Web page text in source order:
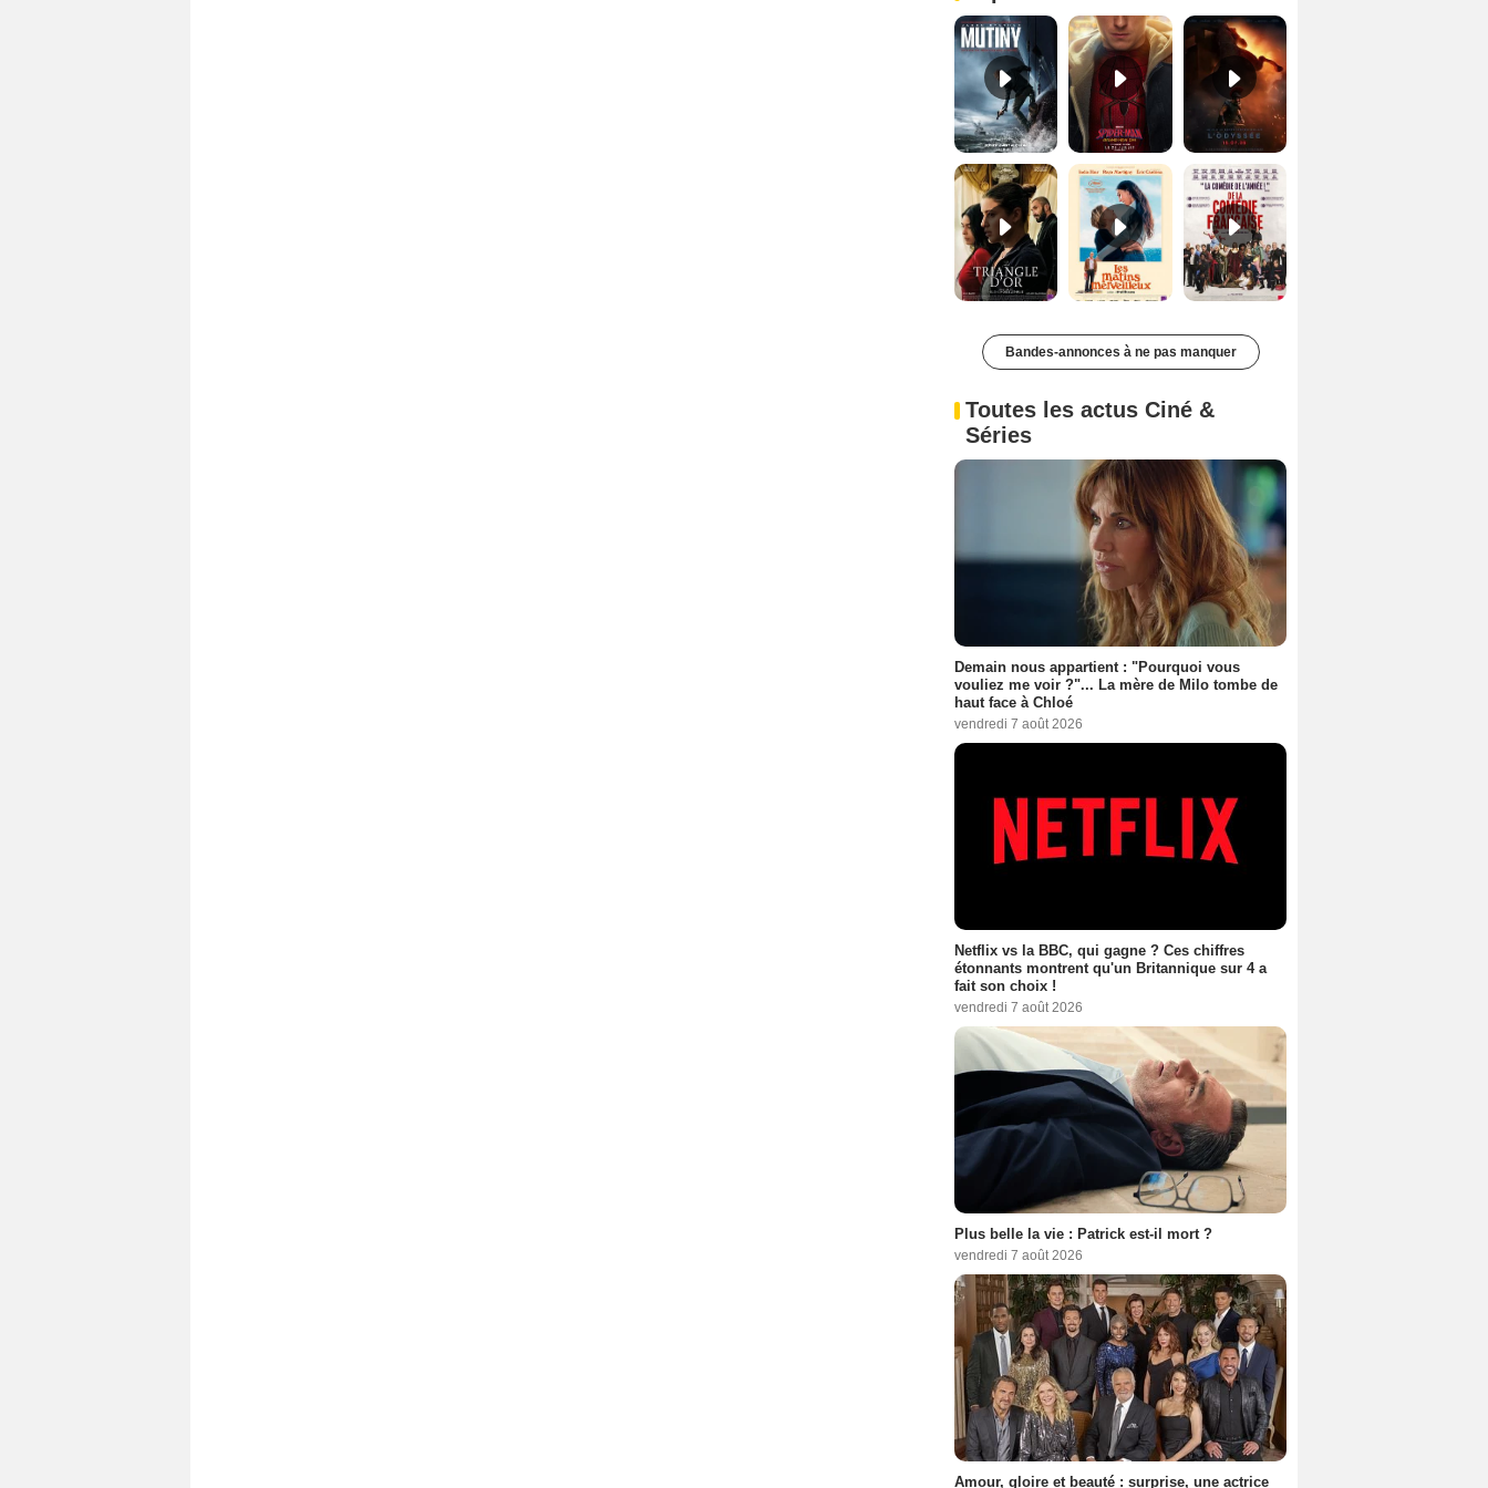
Le Triangle d'or Bande-annonce VF De la Comédie-Française Teaser VF
Bandes-annonces à ne pas manquer
Toutes les actus Ciné &
Séries
Demain nous appartient : "Pourquoi vous
vouliez me voir ?"... La mère de Milo tombe de
haut face à Chloé
vendredi 7 août 2026
Netflix vs la BBC, qui gagne ? Ces chiffres
étonnants montrent qu'un Britannique sur 4 a
fait son choix !
vendredi 7 août 2026
Plus belle la vie : Patrick est-il mort ?
vendredi 7 août 2026
Amour, gloire et beauté : surprise, une actrice